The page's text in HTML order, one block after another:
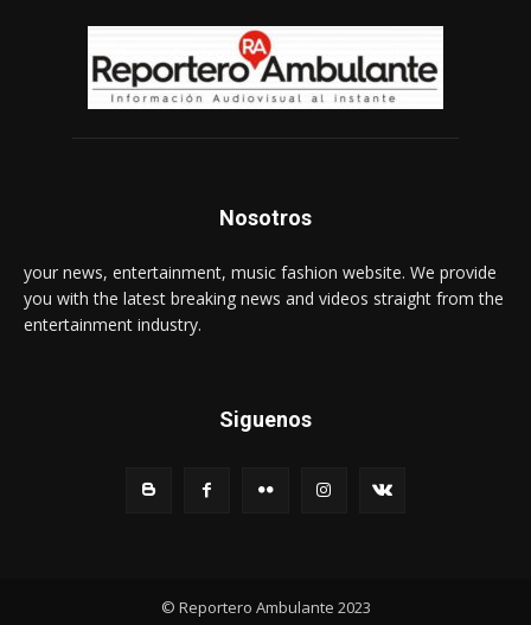
Nosotros
your news, entertainment, music fashion website. We provide
you with the latest breaking news and videos straight from the
entertainment industry.
Siguenos
© Reportero Ambulante 2023